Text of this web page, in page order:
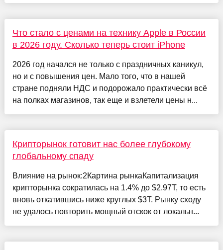
Что стало с ценами на технику Apple в России
в 2026 году. Сколько теперь стоит iPhone
2026 год начался не только с праздничных каникул,
но и с повышения цен. Мало того, что в нашей
стране подняли НДС и подорожало практически всё
на полках магазинов, так еще и взлетели цены н...
Крипторынок готовит нас более глубокому
глобальному спаду
Влияние на рынок:2Картина рынкаКапитализация
крипторынка сократилась на 1.4% до $2.97T, то есть
вновь откатившись ниже круглых $3T. Рынку сходу
не удалось повторить мощный отскок от локальн...